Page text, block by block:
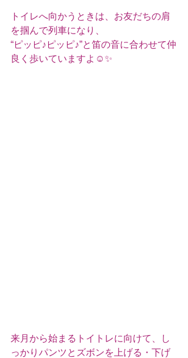
トイレへ向かうときは、お友だちの肩
を掴んで列車になり、
“ピッピ♪ピッピ♪”と笛の音に合わせて仲
良く歩いていますよ☺️✨
来月から始まるトイトレに向けて、し
っかりパンツとズボンを上げる・下げ